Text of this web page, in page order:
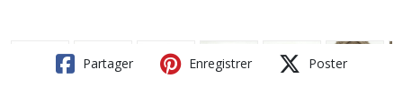
Partager Enregistrer Poster